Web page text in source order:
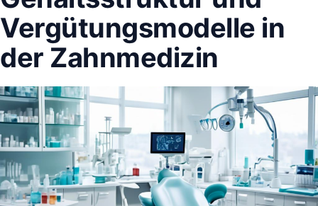
Vergütungsmodelle in
der Zahnmedizin